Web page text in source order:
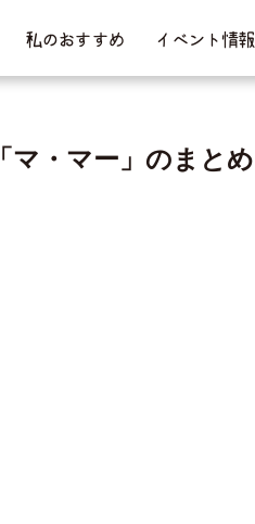
私のおすすめ イベント情報
「マ・マー」のまとめ